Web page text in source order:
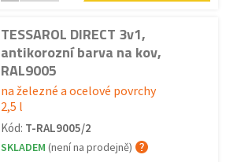
TESSAROL DIRECT 3v1,
antikorozní barva na kov,
RAL9005
na železné a ocelové povrchy
2,5 l
Kód: T-RAL9005/2
SKLADEM (není na prodejně)